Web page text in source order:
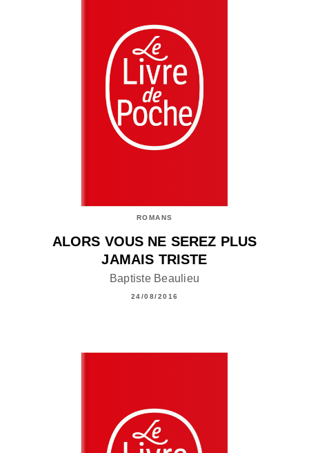
ROMANS
ALORS VOUS NE SEREZ PLUS
JAMAIS TRISTE
Baptiste Beaulieu
24/08/2016